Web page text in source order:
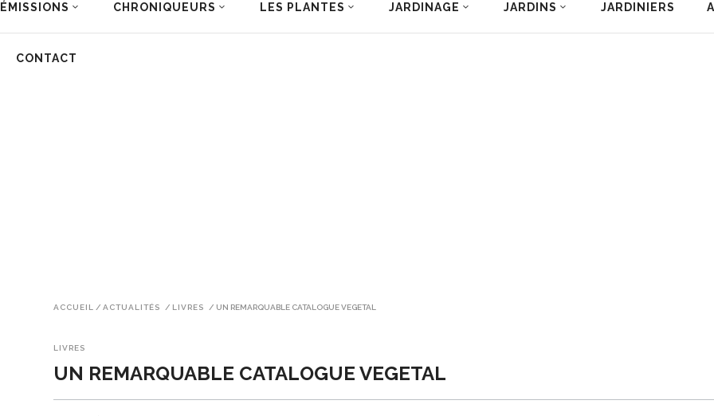
ÉMISSIONS CHRONIQUEURS LES PLANTES JARDINAGE JARDINS JARDINIERS
CONTACT
ACCUEIL / ACTUALITÉS / LIVRES / UN REMARQUABLE CATALOGUE VEGETAL
LIVRES
UN REMARQUABLE CATALOGUE VEGETAL